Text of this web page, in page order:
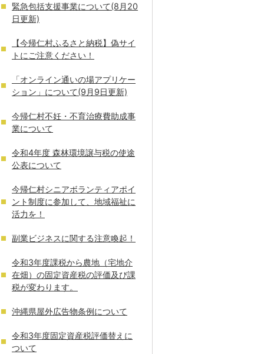
緊急包括支援事業について(8月20
日更新)
【今帰仁村ふるさと納税】偽サイ
トにご注意ください！
「オンライン通いの場アプリケー
ション」について(9月9日更新)
今帰仁村不妊・不育治療費助成事
業について
令和4年度 森林環境譲与税の使途
公表について
今帰仁村シニアボランティアポイ
ント制度に参加して、地域福祉に
活力を！
副業ビジネスに関する注意喚起！
令和3年度課税から農地（宅地介
在畑）の固定資産税の評価及び課
税が変わります。
沖縄県屋外広告物条例について
令和3年度固定資産税評価替えに
ついて